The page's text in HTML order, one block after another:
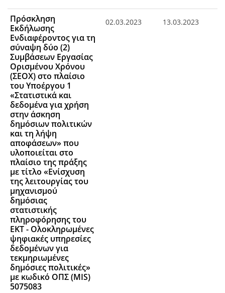
Πρόσκληση
Εκδήλωσης
Ενδιαφέροντος για τη
σύναψη δύο (2)
Συμβάσεων Εργασίας
Ορισμένου Χρόνου
(ΣΕΟΧ) στο πλαίσιο
του Υποέργου 1
«Στατιστικά και
δεδομένα για χρήση
στην άσκηση
δημόσιων πολιτικών
και τη λήψη
αποφάσεων» που
υλοποιείται στο
πλαίσιο της πράξης
με τίτλο «Ενίσχυση
της λειτουργίας του
μηχανισμού
δημόσιας
στατιστικής
πληροφόρησης του
ΕΚΤ - Ολοκληρωμένες
ψηφιακές υπηρεσίες
δεδομένων για
τεκμηριωμένες
δημόσιες πολιτικές»
με κωδικό ΟΠΣ (MIS)
5075083
02.03.2023 13.03.2023